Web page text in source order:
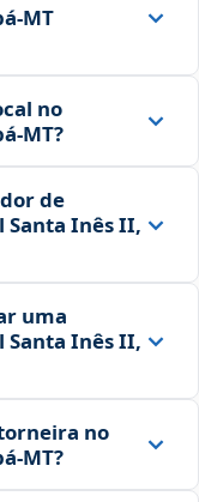
no
de
Inês II,
uma
Inês II,
no